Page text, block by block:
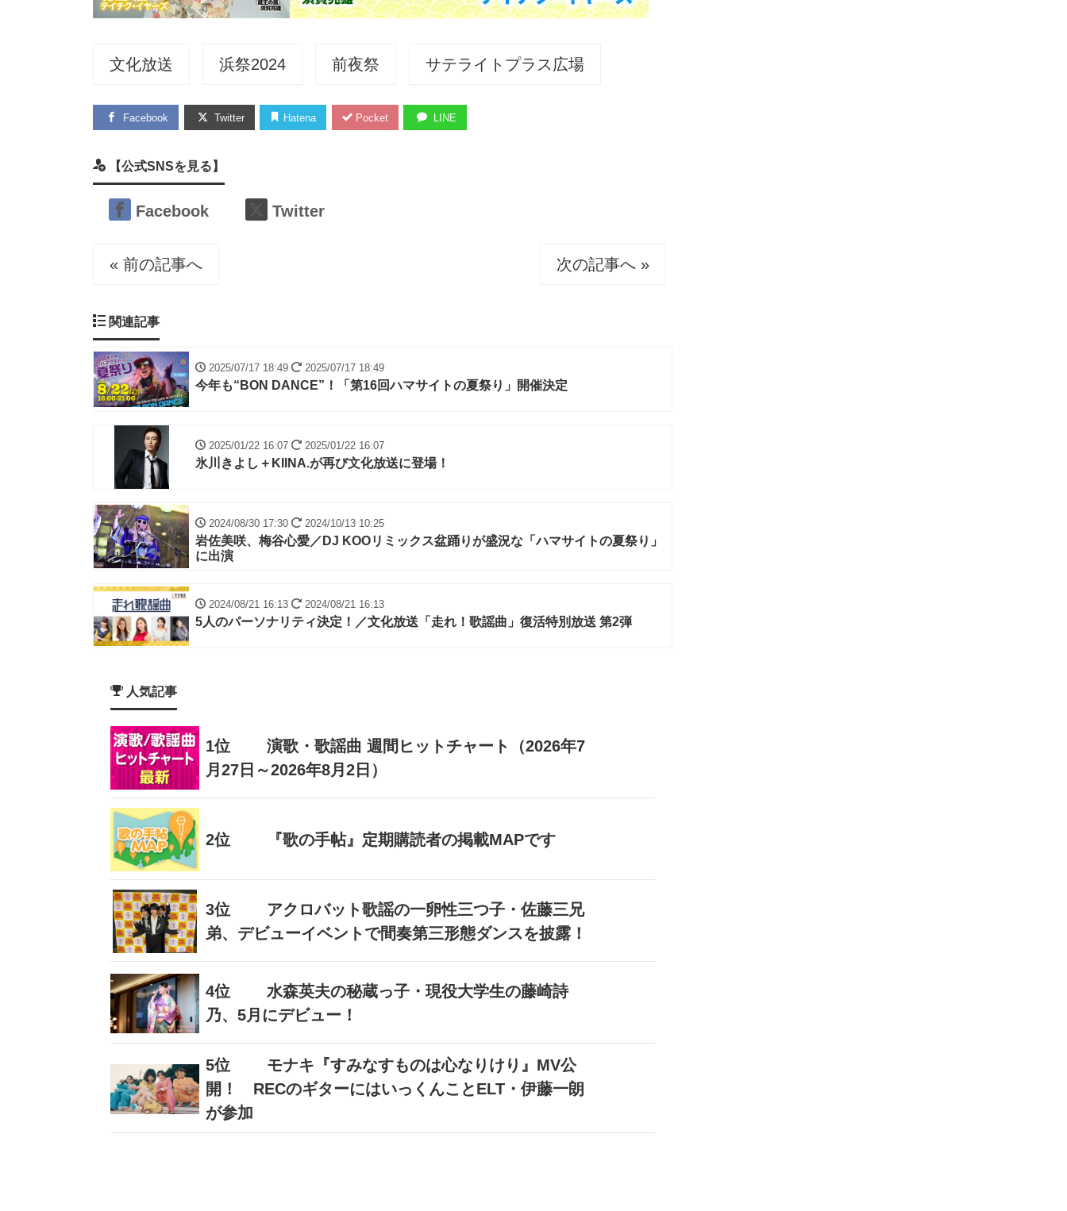
文化放送 浜祭2024 前夜祭 サテライトプラス広場
Facebook Twitter Hatena Pocket LINE
【公式SNSを見る】
Facebook Twitter
« 前の記事へ 次の記事へ »
関連記事
2025/07/17 18:49 2025/07/17 18:49
今年も“BON DANCE”！「第16回ハマサイトの夏祭り」開催決定
2025/01/22 16:07 2025/01/22 16:07
氷川きよし＋KIINA.が再び文化放送に登場！
2024/08/30 17:30 2024/10/13 10:25
岩佐美咲、梅谷心愛／DJ KOOリミックス盆踊りが盛況な「ハマサイトの夏祭り」
に出演
2024/08/21 16:13 2024/08/21 16:13
5人のパーソナリティ決定！／文化放送「走れ！歌謡曲」復活特別放送 第2弾
人気記事
1位
演歌・歌謡曲 週間ヒットチャート（2026年7
月27日～2026年8月2日）
2位 『歌の手帖』定期購読者の掲載MAPです
3位
アクロバット歌謡の一卵性三つ子・佐藤三兄
弟、デビューイベントで間奏第三形態ダンスを披露！
4位
水森英夫の秘蔵っ子・現役大学生の藤崎詩
乃、5月にデビュー！
5位
モナキ『すみなすものは心なりけり』MV公
開！ RECのギターにはいっくんことELT・伊藤一朗
が参加